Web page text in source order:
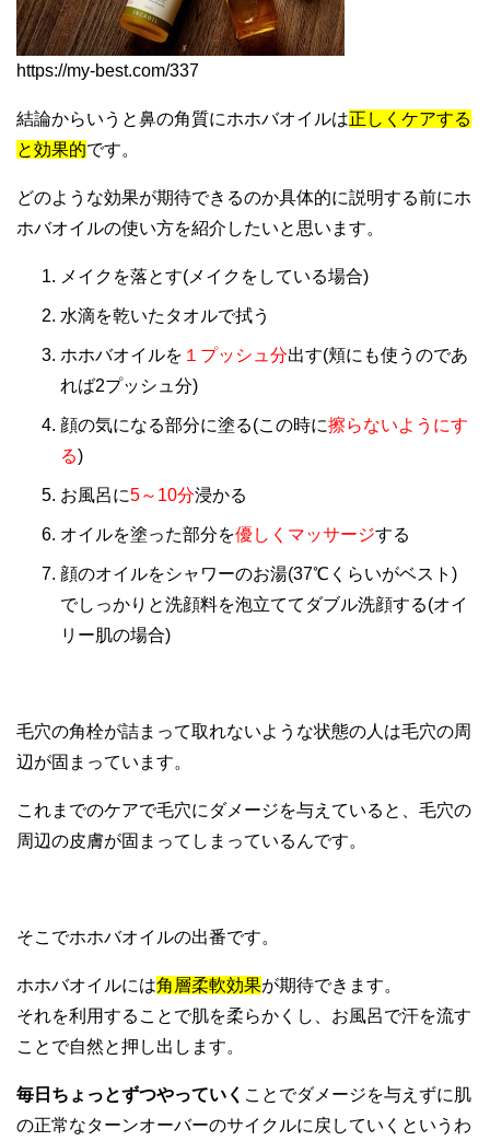
https://my-best.com/337
結論からいうと鼻の角質にホホバオイルは正しくケアする
と効果的です。
どのような効果が期待できるのか具体的に説明する前にホ
ホバオイルの使い方を紹介したいと思います。
メイクを落とす(メイクをしている場合)
水滴を乾いたタオルで拭う
ホホバオイルを １プッシュ分出す(頬にも使うのであ
れば2プッシュ分)
顔の気になる部分に塗る(この時に擦らないようにす
る)
お風呂に5～10分浸かる
オイルを塗った部分を優しくマッサージする
顔のオイルをシャワーのお湯(37℃くらいがベスト)
でしっかりと洗顔料を泡立ててダブル洗顔する(オイ
リー肌の場合)
毛穴の角栓が詰まって取れないような状態の人は毛穴の周
辺が固まっています。
これまでのケアで毛穴にダメージを与えていると、毛穴の
周辺の皮膚が固まってしまっているんです。
そこでホホバオイルの出番です。
ホホバオイルには角層柔軟効果が期待できます。
それを利用することで肌を柔らかくし、お風呂で汗を流す
ことで自然と押し出します。
毎日ちょっとずつやっていく ことでダメージを与えずに肌
の正常なターンオーバーのサイクルに戻していくというわ